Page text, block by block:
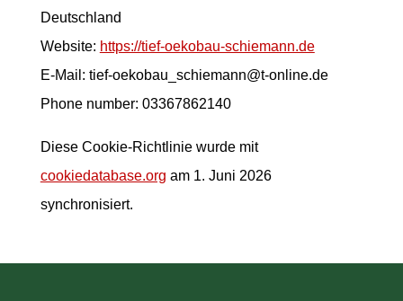
Deutschland
Website: https://tief-oekobau-schiemann.de
E-Mail: tief-oekobau_schiemann@t-online.de
Phone number: 03367862140
Diese Cookie-Richtlinie wurde mit
cookiedatabase.org am 1. Juni 2026
synchronisiert.